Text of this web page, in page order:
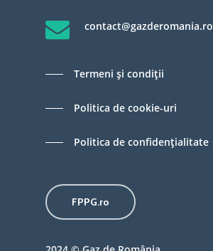
contact@gazderomania.ro
Termeni şi condiţii
Politica de cookie-uri
Politica de confidenţialitate
FPPG.ro